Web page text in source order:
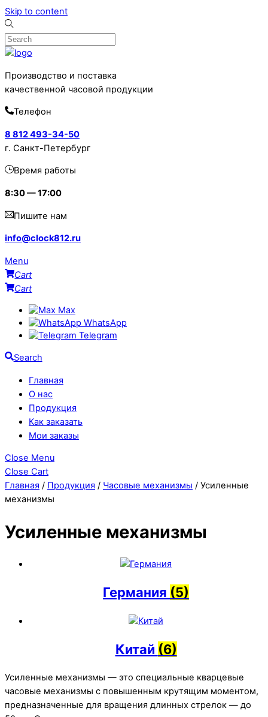
Skip to content
Производство и поставка
качественной часовой продукции
Телефон
8 812 493-34-50
г. Санкт-Петербург
Время работы
8:30 — 17:00
Пишите нам
info@clock812.ru
Menu
Cart
Cart
Max
WhatsApp
Telegram
Search
Главная
О нас
Продукция
Как заказать
Мои заказы
Close Menu
Close Cart
Главная / Продукция / Часовые механизмы / Усиленные
механизмы
Усиленные механизмы
Германия (5)
Китай (6)
Усиленные механизмы — это специальные кварцевые
часовые механизмы с повышенным крутящим моментом,
предназначенные для вращения длинных стрелок — до